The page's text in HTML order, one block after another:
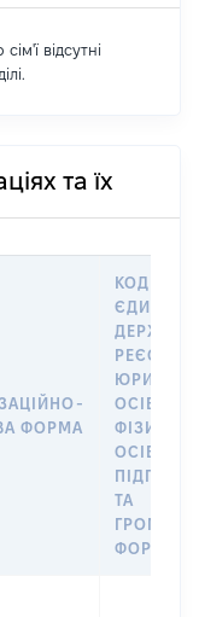
відсутні
та їх
ФОРМА
КОД В
РЕЄСТРІ
ОСІБ,
ОСІБ –
ТА